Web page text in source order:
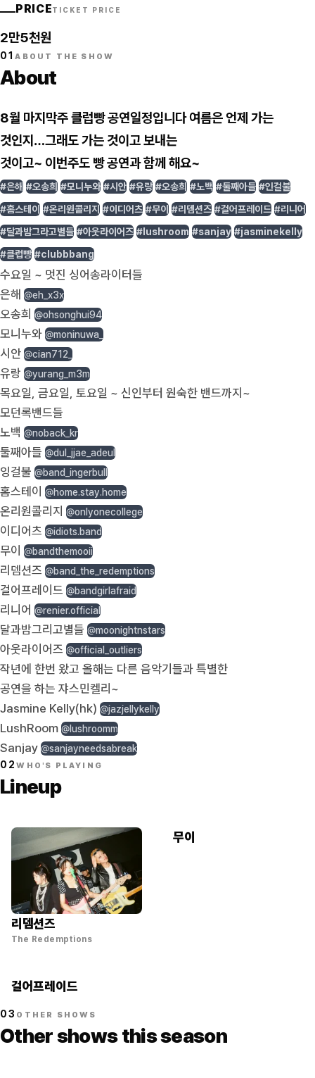
PRICETICKET PRICE
2만5천원
01ABOUT THE SHOW
About
8월 마지막주 클럽빵 공연일정입니다 여름은 언제 가는
것인지…그래도 가는 것이고 보내는
것이고~ 이번주도 빵 공연과 함께 해요~
#은해 #오송희 #모니누와 #시안 #유랑 #오송희 #노백 #둘째아들 #인걸불
#홈스테이 #온리원콜리지 #이디어츠 #무이 #리뎀션즈 #걸어프레이드 #리니어
#달과밤그라고별들 #아웃라이어즈 #lushroom #sanjay #jasminekelly
#클럽빵 #clubbbang
수요일 ~ 멋진 싱어송라이터들
은해 @eh_x3x
오송희 @ohsonghui94
모니누와 @moninuwa_
시안 @cian712_
유랑 @yurang_m3m
목요일, 금요일, 토요일 ~ 신인부터 원숙한 밴드까지~
모던록밴드들
노백 @noback_kr
둘째아들 @dul_jjae_adeul
잉걸불 @band_ingerbull
홈스테이 @home.stay.home
온리원콜리지 @onlyonecollege
이디어츠 @idiots.band
무이 @bandthemooii
리뎀션즈 @band_the_redemptions
걸어프레이드 @bandgirlafraid
리니어 @renier.official
달과밤그리고별들 @moonightnstars
아웃라이어즈 @official_outliers
작년에 한번 왔고 올해는 다른 음악기들과 특별한
공연을 하는 쟈스민켈리~
Jasmine Kelly(hk) @jazjellykelly
LushRoom @lushroomm
Sanjay @sanjayneedsabreak
02WHO'S PLAYING
Lineup
리뎀션즈
The Redemptions
무이
걸어프레이드
03 OTHER SHOWS
Other shows this season